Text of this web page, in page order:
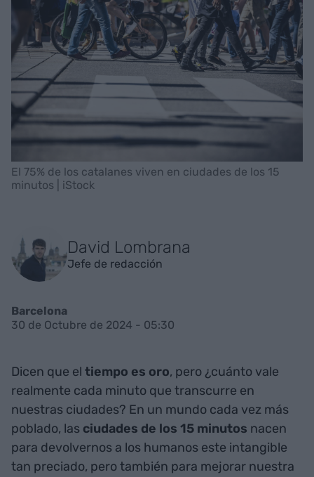
El 75% de los catalanes viven en ciudades de los 15
minutos | iStock
David Lombrana
Jefe de redacción
Barcelona
30 de Octubre de 2024 - 05:30
Dicen que el tiempo es oro, pero ¿cuánto vale
realmente cada minuto que transcurre en
nuestras ciudades? En un mundo cada vez más
poblado, las ciudades de los 15 minutos nacen
para devolvernos a los humanos este intangible
tan preciado, pero también para mejorar nuestra